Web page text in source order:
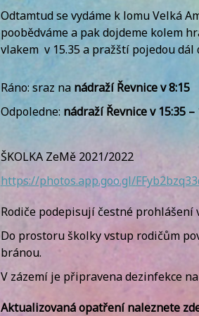
Odtamtud se vydáme k lomu Velká
poobědváme a pak dojdeme kolem
vlakem v 15.35 a pražští pojedou dál
Ráno: sraz na nádraží Řevnice v 8:15
Odpoledne: nádraží Řevnice v 15:35 –
ŠKOLKA ZeMě 2021/2022
https://photos.app.goo.gl/
Rodiče podepisují čestné
Do prostoru školky vstup rodičům
bránou.
V zázemí je připravena dezinfekce
Aktualizovaná opatření naleznete